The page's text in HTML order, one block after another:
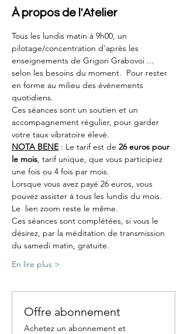
À propos de l'Atelier
Tous les lundis matin à 9h00, un
pilotage/concentration d'après les
enseignements de Grigori Grabovoi ...
selon les besoins du moment.  Pour rester
en forme au milieu des événements
quotidiens.
Ces séances sont un soutien et un
accompagnement régulier, pour garder
votre taux vibratoire élevé.
NOTA BENE : Le tarif est de 26 euros pour
le mois, tarif unique, que vous participiez
une fois ou 4 fois par mois.
Lorsque vous avez payé 26 euros, vous
pouvez assister à tous les lundis du mois.
Le  lien zoom reste le même.
Ces séances sont complétées, si vous le
désirez, par la méditation de transmission
du samedi matin, gratuite.
En lire plus >
Offre abonnement
Achetez un abonnement et